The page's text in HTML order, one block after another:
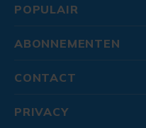
POPULAIR
ABONNEMENTEN
CONTACT
PRIVACY